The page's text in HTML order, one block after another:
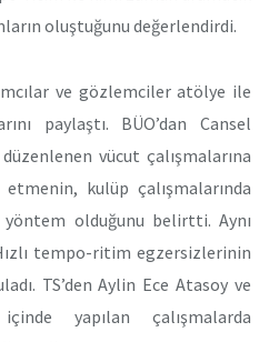
oluştuğunu değerlendirdi.
ve gözlemciler atölye ile
paylaştı. BÜO’dan Cansel
vücut çalışmalarına
etmenin, kulüp çalışmalarında
olduğunu belirtti. Aynı
tempo-ritim egzersizlerinin
TS’den Aylin Ece Atasoy ve
yapılan çalışmalarda